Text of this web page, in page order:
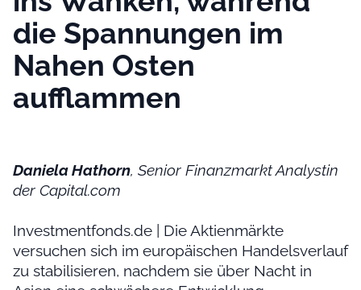
die Spannungen im
Nahen Osten
aufflammen
Daniela Hathorn, Senior Finanzmarkt Analystin
der Capital.com
Investmentfonds.de | Die Aktienmärkte
versuchen sich im europäischen Handelsverlauf
zu stabilisieren, nachdem sie über Nacht in